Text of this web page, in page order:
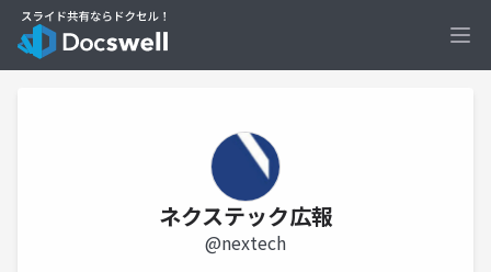
ネクステック広報
@nextech